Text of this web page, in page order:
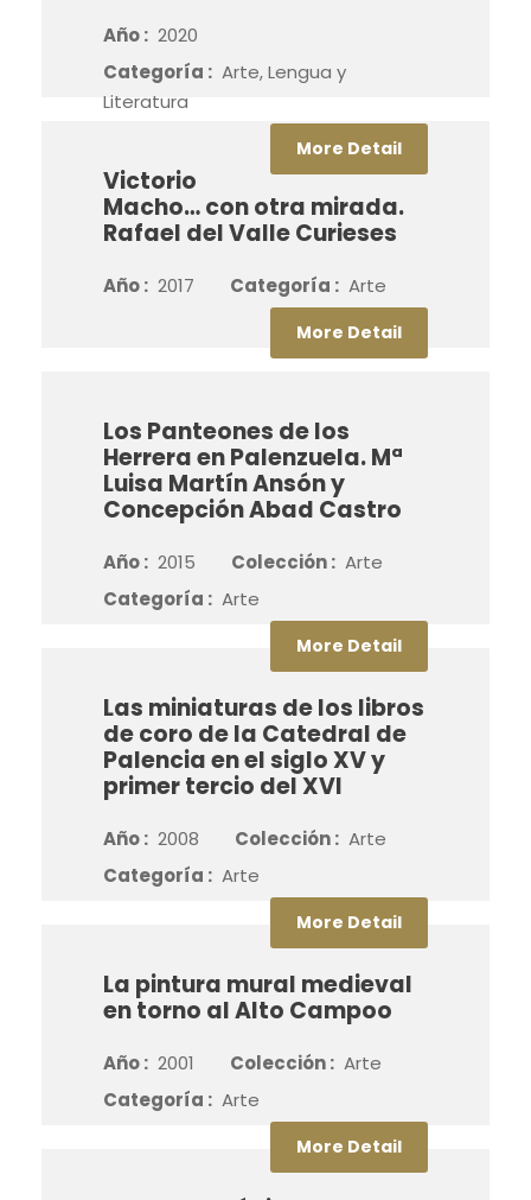
Año : 2020
Categoría : Arte, Lengua y
Literatura
More Detail
Victorio
Macho… con otra mirada.
Rafael del Valle Curieses
Año : 2017 Categoría : Arte
More Detail
Los Panteones de los
Herrera en Palenzuela. Mª
Luisa Martín Ansón y
Concepción Abad Castro
Año : 2015 Colección : Arte
Categoría : Arte
More Detail
Las miniaturas de los libros
de coro de la Catedral de
Palencia en el siglo XV y
primer tercio del XVI
Año : 2008 Colección : Arte
Categoría : Arte
More Detail
La pintura mural medieval
en torno al Alto Campoo
Año : 2001 Colección : Arte
Categoría : Arte
More Detail